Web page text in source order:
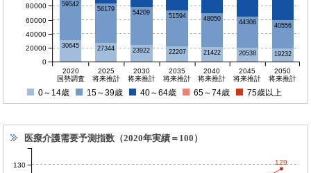
30645 27344 23922 22207 21422 20538 19232
59542
56179
54209 51594 48050 44306
40556
2020
国勢調査
2025
将来推計
2030
将来推計
2035
将来推計
2040
将来推計
2045
将来推計
2050
将来推計
0
20000
40000
60000
80000
0～14歳 15～39歳 40～64歳 65～74歳 75歳以上
医療介護需要予測指数（2020年実績＝100）
129
130